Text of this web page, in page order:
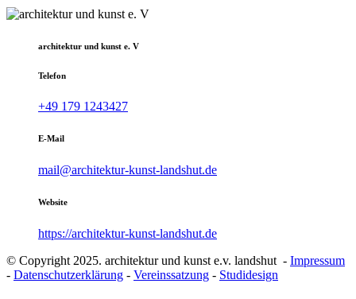
architektur und kunst e. V
Telefon
+49 179 1243427
E-Mail
mail@architektur-kunst-landshut.de
Website
https://architektur-kunst-landshut.de
© Copyright 2025. architektur und kunst e.v. landshut - Impressum
- Datenschutzerklärung - Vereinssatzung - Studidesign